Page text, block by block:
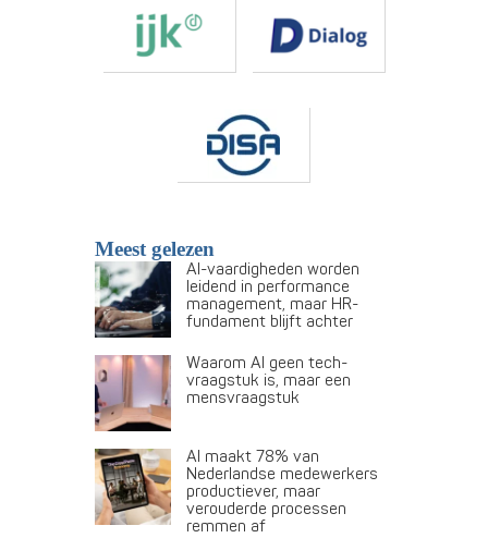
Meest gelezen
AI-vaardigheden worden
leidend in performance
management, maar HR-
fundament blijft achter
Waarom AI geen tech-
vraagstuk is, maar een
mensvraagstuk
AI maakt 78% van
Nederlandse medewerkers
productiever, maar
verouderde processen
remmen af